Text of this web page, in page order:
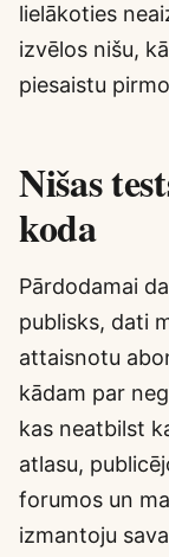
lielākoties
izvēlos nišu,
piesaistu
Nišas
koda
Pārdodamai
publisks, dati
attaisnotu
kādam par
kas neatbilst
atlasu,
forumos un
izmantoju